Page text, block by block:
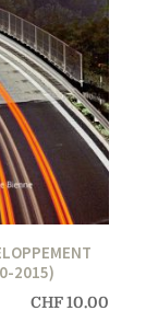
2015)
CHF10.00